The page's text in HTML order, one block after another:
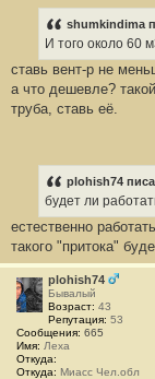
н
и
#
shumkindima
И того около 60
ставь вент-р не
а что дешевле?
труба, ставь её.
plohish74
будет ли
естественно
такого "притока"
plohish74
Бывалый
Возраст: 43
Репутация: 53
Сообщения: 665
Имя: Леха
Откуда:
Откуда: Миасс Чел.обл